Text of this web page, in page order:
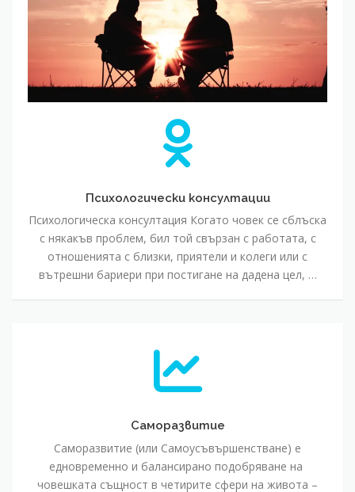
Психологически консултации
Психологическа консултация Когато човек се сблъска
с някакъв проблем, бил той свързан с работата, с
отношенията с близки, приятели и колеги или с
вътрешни бариери при постигане на дадена цел, …
Саморазвитие
Саморазвитие (или Самоусъвършенстване) е
едновременно и балансирано подобряване на
човешката същност в четирите сфери на живота –